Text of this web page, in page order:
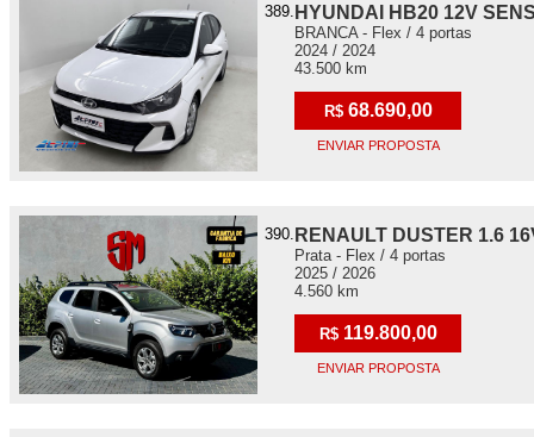
389. HYUNDAI HB20 12V
BRANCA - Flex / 4 portas
2024 / 2024
43.500 km
R$ 68.690,00
ENVIAR PROPOSTA
390. RENAULT DUSTER 1.6
Prata - Flex / 4 portas
2025 / 2026
4.560 km
R$ 119.800,00
ENVIAR PROPOSTA